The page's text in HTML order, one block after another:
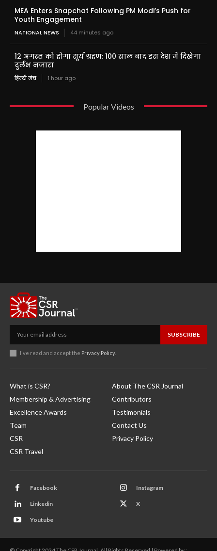
MEA Enters Snapchat Following PM Modi’s Push for
Youth Engagement
NATIONAL NEWS 44 minutes ago
12 अगस्त को होगा सूर्य ग्रहण: 100 साल बाद इस देश में दिखेगा
दुर्लभ नजारा
हिन्दी मंच 1 hour ago
Popular Videos
SUBSCRIBE
I've read and accept the Privacy Policy.
What is CSR?
Membership & Advertising
Excellence Awards
Team
CSR
CSR Travel
About The CSR Journal
Contributors
Testimonials
Contact Us
Privacy Policy
Facebook Instagram
Linkedin X
Youtube